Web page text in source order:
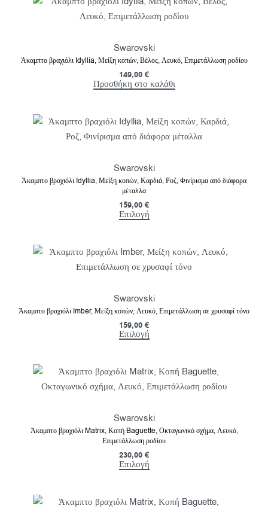
Swarovski
Άκαμπτο βραχιόλι Idyllia, Μείξη κοπών, Βέλος, Λευκό, Επιμετάλλωση ροδίου
149,00 €
Προσθήκη στο καλάθι
Swarovski
Άκαμπτο βραχιόλι Idyllia, Μείξη κοπών, Καρδιά, Ροζ, Φινίρισμα από διάφορα
μέταλλα
159,00 €
Επιλογή
Swarovski
Άκαμπτο βραχιόλι Imber, Μείξη κοπών, Λευκό, Επιμετάλλωση σε χρυσαφί τόνο
159,00 €
Επιλογή
Swarovski
Άκαμπτο βραχιόλι Matrix, Κοπή Baguette, Οκταγωνικό σχήμα, Λευκό,
Επιμετάλλωση ροδίου
230,00 €
Επιλογή